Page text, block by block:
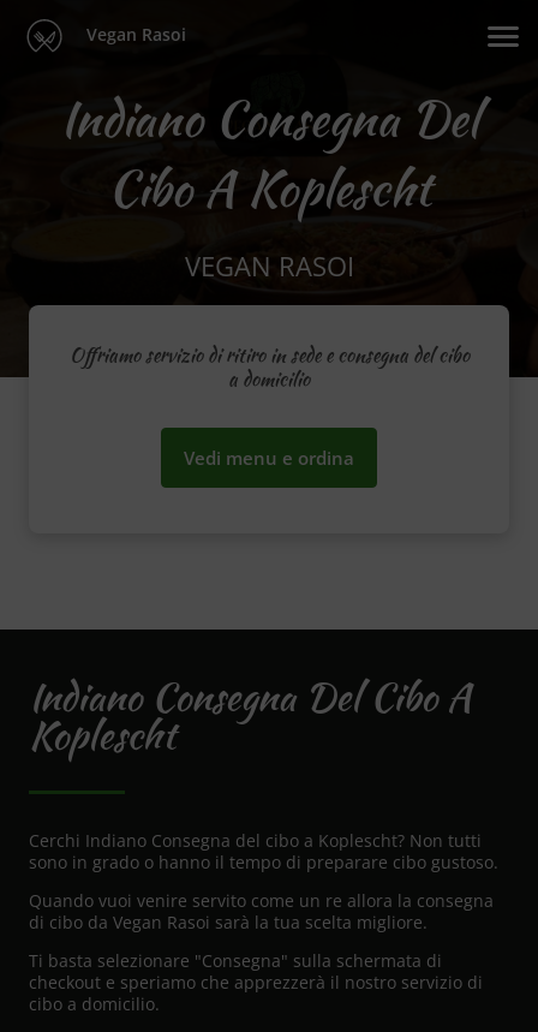
Vegan Rasoi
Indiano Consegna Del
Cibo A Koplescht
VEGAN RASOI
Offriamo servizio di ritiro in sede e consegna del cibo
a domicilio
Vedi menu e ordina
Indiano Consegna Del Cibo A
Koplescht
Cerchi Indiano Consegna del cibo a Koplescht? Non tutti
sono in grado o hanno il tempo di preparare cibo gustoso.
Quando vuoi venire servito come un re allora la consegna
di cibo da Vegan Rasoi sarà la tua scelta migliore.
Ti basta selezionare "Consegna" sulla schermata di
checkout e speriamo che apprezzerà il nostro servizio di
cibo a domicilio.